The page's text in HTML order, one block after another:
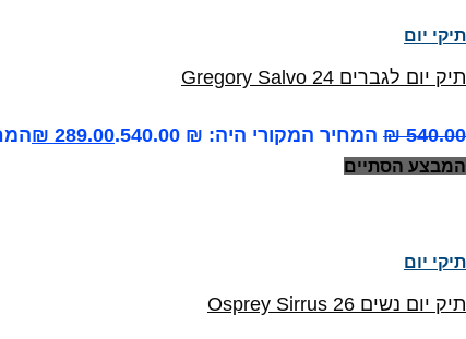
תיקי יום
תיק יום לגברים Gregory Salvo 24
₪540.00 המחיר המקורי היה: ₪ 540.00. ₪ 289.00
המבצע הסתיים
תיקי יום
תיק יום נשים Osprey Sirrus 26